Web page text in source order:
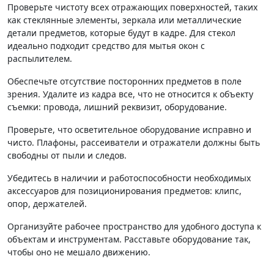
Проверьте чистоту всех отражающих поверхностей, таких
как стеклянные элементы, зеркала или металлические
детали предметов, которые будут в кадре. Для стекол
идеально подходит средство для мытья окон с
распылителем.
Обеспечьте отсутствие посторонних предметов в поле
зрения. Удалите из кадра все, что не относится к объекту
съемки: провода, лишний реквизит, оборудование.
Проверьте, что осветительное оборудование исправно и
чисто. Плафоны, рассеиватели и отражатели должны быть
свободны от пыли и следов.
Убедитесь в наличии и работоспособности необходимых
аксессуаров для позиционирования предметов: клипс,
опор, держателей.
Организуйте рабочее пространство для удобного доступа к
объектам и инструментам. Расставьте оборудование так,
чтобы оно не мешало движению.